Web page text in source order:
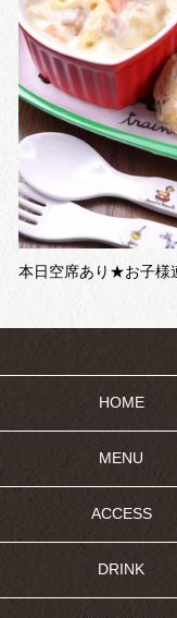
本日空席あり★お子様
HOME
MENU
ACCESS
DRINK